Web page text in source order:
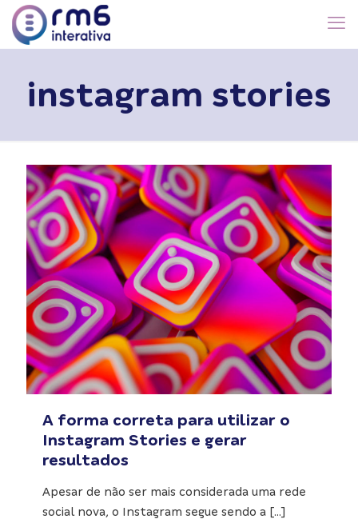
instagram stories
A forma correta para utilizar o
Instagram Stories e gerar
resultados
Apesar de não ser mais considerada uma rede
social nova, o Instagram segue sendo a […]